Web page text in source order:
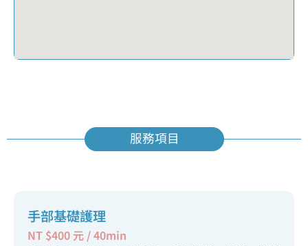
服務項目
手部基礎護理
NT $400 元 / 40min